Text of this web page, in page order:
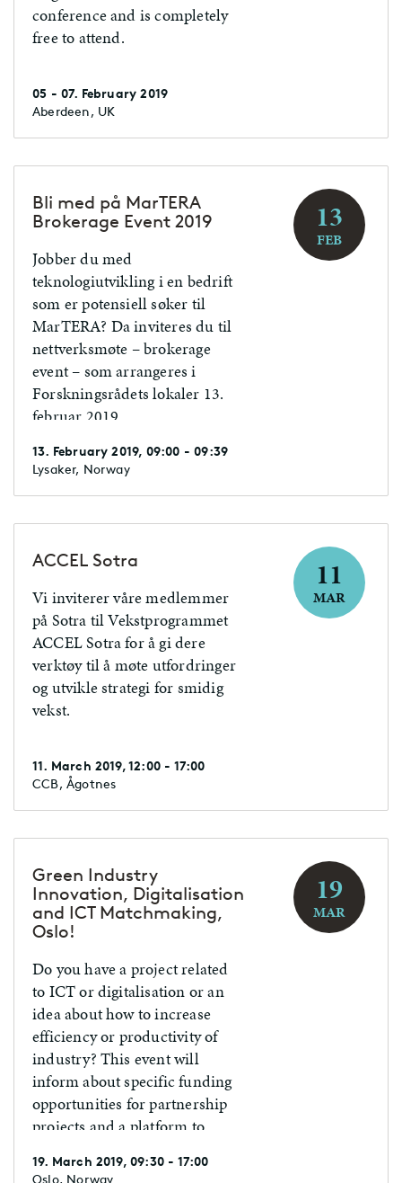
conference and is completely
free to attend.
05 - 07. February 2019
Aberdeen, UK
Bli med på MarTERA
Brokerage Event 2019
Jobber du med
teknologiutvikling i en bedrift
som er potensiell søker til
MarTERA? Da inviteres du til
nettverksmøte – brokerage
event – som arrangeres i
Forskningsrådets lokaler 13.
februar 2019
13. February 2019, 09:00 - 09:39
Lysaker, Norway
13
FEB
ACCEL Sotra
Vi inviterer våre medlemmer
på Sotra til Vekstprogrammet
ACCEL Sotra for å gi dere
verktøy til å møte utfordringer
og utvikle strategi for smidig
vekst.
11. March 2019, 12:00 - 17:00
CCB, Ågotnes
11
MAR
Green Industry
Innovation, Digitalisation
and ICT Matchmaking,
Oslo!
Do you have a project related
to ICT or digitalisation or an
idea about how to increase
efficiency or productivity of
industry? This event will
inform about specific funding
opportunities for partnership
projects and a platform to
project under the EEA and
19. March 2019, 09:30 - 17:00
Oslo, Norway
19
MAR